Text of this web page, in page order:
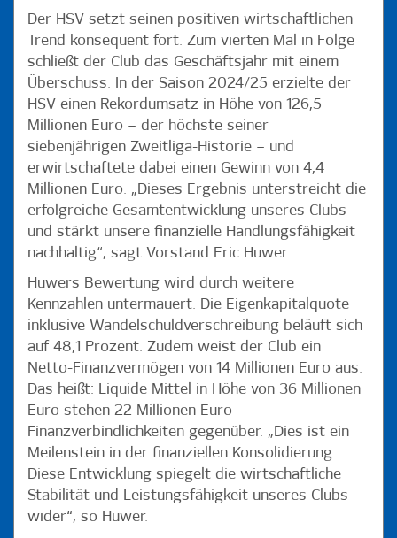
Der HSV setzt seinen positiven wirtschaftlichen
Trend konsequent fort. Zum vierten Mal in Folge
schließt der Club das Geschäftsjahr mit einem
Überschuss. In der Saison 2024/25 erzielte der
HSV einen Rekordumsatz in Höhe von 126,5
Millionen Euro – der höchste seiner
siebenjährigen Zweitliga-Historie – und
erwirtschaftete dabei einen Gewinn von 4,4
Millionen Euro. „Dieses Ergebnis unterstreicht die
erfolgreiche Gesamtentwicklung unseres Clubs
und stärkt unsere finanzielle Handlungsfähigkeit
nachhaltig“, sagt Vorstand Eric Huwer.
Huwers Bewertung wird durch weitere
Kennzahlen untermauert. Die Eigenkapitalquote
inklusive Wandelschuldverschreibung beläuft sich
auf 48,1 Prozent. Zudem weist der Club ein
Netto-Finanzvermögen von 14 Millionen Euro aus.
Das heißt: Liquide Mittel in Höhe von 36 Millionen
Euro stehen 22 Millionen Euro
Finanzverbindlichkeiten gegenüber. „Dies ist ein
Meilenstein in der finanziellen Konsolidierung.
Diese Entwicklung spiegelt die wirtschaftliche
Stabilität und Leistungsfähigkeit unseres Clubs
wider“, so Huwer.